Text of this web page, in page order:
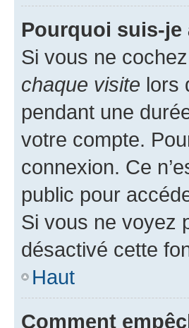
Pourquoi suis-
Si vous ne
chaque visite lors
pendant une
votre compte.
connexion. Ce
public pour
Si vous ne voyez
désactivé cette
Haut
Comment